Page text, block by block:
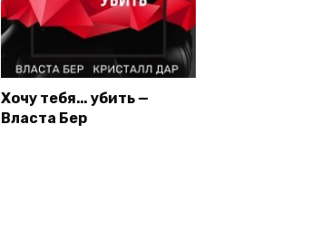
Хочу тебя… убить —
Власта Бер